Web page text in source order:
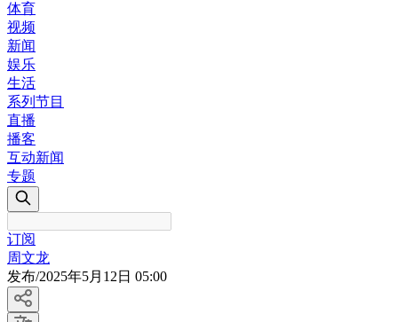
体育
视频
新闻
娱乐
生活
系列节目
直播
播客
互动新闻
专题
订阅
周文龙
发布/2025年5月12日 05:00